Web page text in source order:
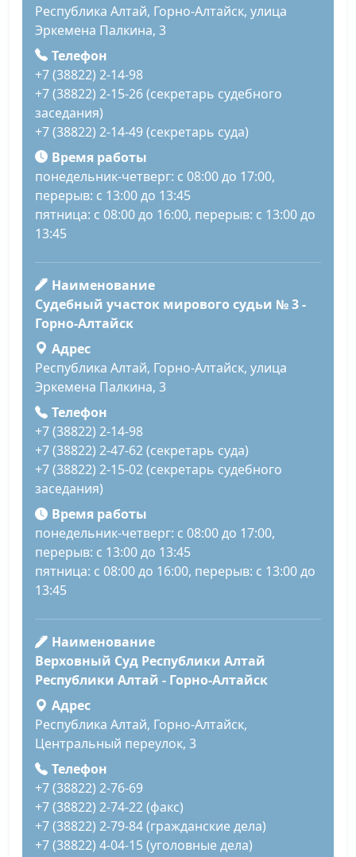
Республика Алтай, Горно-Алтайск, улица
Эркемена Палкина, 3
Телефон
+7 (38822) 2-14-98
+7 (38822) 2-15-26 (секретарь судебного
заседания)
+7 (38822) 2-14-49 (секретарь суда)
Время работы
понедельник-четверг: с 08:00 до 17:00,
перерыв: с 13:00 до 13:45
пятница: с 08:00 до 16:00, перерыв: с 13:00 до
13:45
Наименование
Судебный участок мирового судьи № 3 -
Горно-Алтайск
Адрес
Республика Алтай, Горно-Алтайск, улица
Эркемена Палкина, 3
Телефон
+7 (38822) 2-14-98
+7 (38822) 2-47-62 (секретарь суда)
+7 (38822) 2-15-02 (секретарь судебного
заседания)
Время работы
понедельник-четверг: с 08:00 до 17:00,
перерыв: с 13:00 до 13:45
пятница: с 08:00 до 16:00, перерыв: с 13:00 до
13:45
Наименование
Верховный Суд Республики Алтай
Республики Алтай - Горно-Алтайск
Адрес
Республика Алтай, Горно-Алтайск,
Центральный переулок, 3
Телефон
+7 (38822) 2-76-69
+7 (38822) 2-74-22 (факс)
+7 (38822) 2-79-84 (гражданские дела)
+7 (38822) 4-04-15 (уголовные дела)